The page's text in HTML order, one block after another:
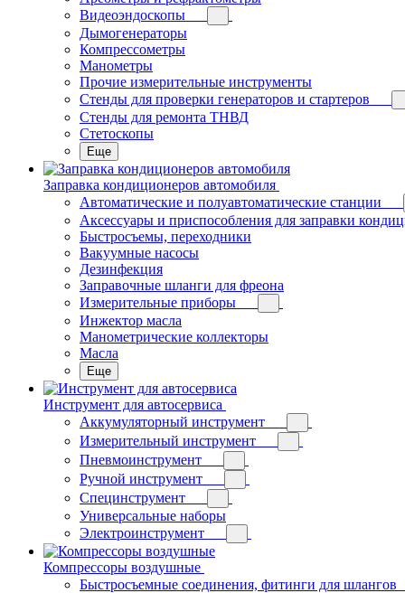
Видеоэндоскопы
Дымогенераторы
Компрессометры
Манометры
Прочие измерительные инструменты
Стенды для проверки генераторов и стартеров
Стенды для ремонта ТНВД
Стетоскопы
Еще
Заправка кондиционеров автомобиля
Автоматические и полуавтоматические станции
Аксессуары и приспособления для заправки
Быстросъемы, переходники
Вакуумные насосы
Дезинфекция
Заправочные шланги для фреона
Измерительные приборы
Инжектор масла
Манометрические коллекторы
Масла
Еще
Инструмент для автосервиса
Аккумуляторный инструмент
Измерительный инструмент
Пневмоинструмент
Ручной инструмент
Специнструмент
Универсальные наборы
Электроинструмент
Компрессоры воздушные
Быстросъемные соединения, фитинги для шлангов